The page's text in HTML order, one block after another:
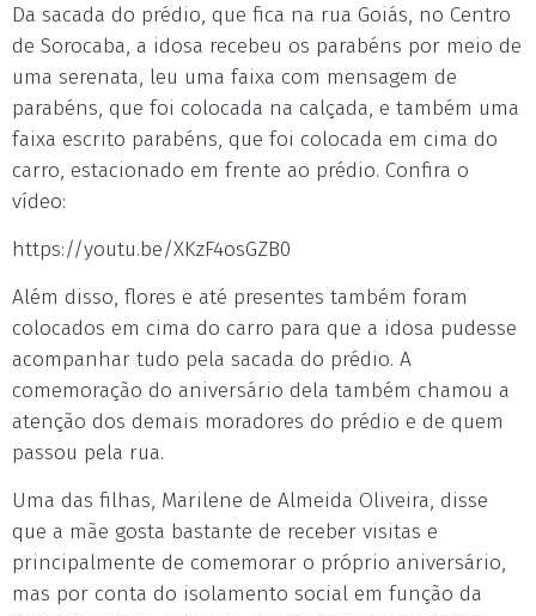
Da sacada do prédio, que fica na rua Goiás, no Centro
de Sorocaba, a idosa recebeu os parabéns por meio de
uma serenata, leu uma faixa com mensagem de
parabéns, que foi colocada na calçada, e também uma
faixa escrito parabéns, que foi colocada em cima do
carro, estacionado em frente ao prédio. Confira o
vídeo:
https://youtu.be/XKzF4osGZB0
Além disso, flores e até presentes também foram
colocados em cima do carro para que a idosa pudesse
acompanhar tudo pela sacada do prédio. A
comemoração do aniversário dela também chamou a
atenção dos demais moradores do prédio e de quem
passou pela rua.
Uma das filhas, Marilene de Almeida Oliveira, disse
que a mãe gosta bastante de receber visitas e
principalmente de comemorar o próprio aniversário,
mas por conta do isolamento social em função da